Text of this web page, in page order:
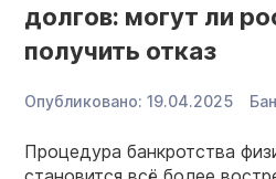
долгов: могут ли
получить отказ
Опубликовано: 19.04.2025
Процедура банкротства